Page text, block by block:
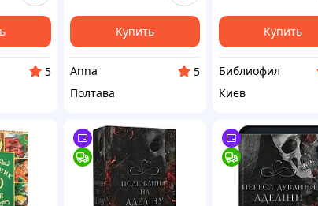
5
Купить
Anna
5
Полтава
Купить
Библиофил
Киев